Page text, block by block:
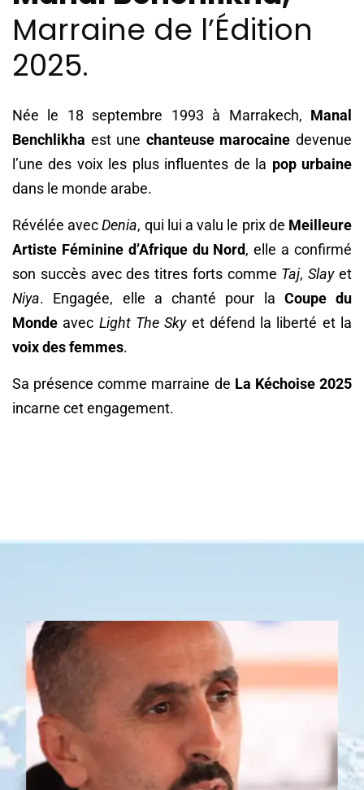
Marraine de l’Édition
2025.
Née le 18 septembre 1993 à Marrakech, Manal
Benchlikha est une chanteuse marocaine devenue
l’une des voix les plus influentes de la pop urbaine
dans le monde arabe.
Révélée avecDenia, qui lui a valu le prix de Meilleure
Artiste Féminine d’Afrique du Nord, elle a confirmé
son succès avec des titres forts comme Taj,Slayet
Niya. Engagée, elle a chanté pour la Coupe du
Monde avec Light The Skyet défend la liberté et la
voix des femmes.
Sa présence comme marraine de La Kéchoise 2025
incarne cet engagement.